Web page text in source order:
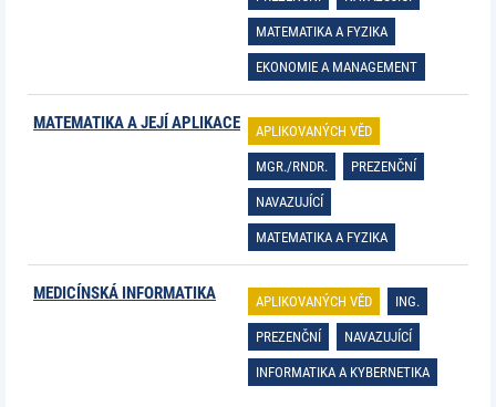
MATEMATIKA A FYZIKA
EKONOMIE A MANAGEMENT
MATEMATIKA A JEJÍ APLIKACE APLIKOVANÝCH VĚD
MGR./RNDR. PREZENČNÍ
NAVAZUJÍCÍ
MATEMATIKA A FYZIKA
MEDICÍNSKÁ INFORMATIKA APLIKOVANÝCH VĚD ING.
PREZENČNÍ NAVAZUJÍCÍ
INFORMATIKA A KYBERNETIKA